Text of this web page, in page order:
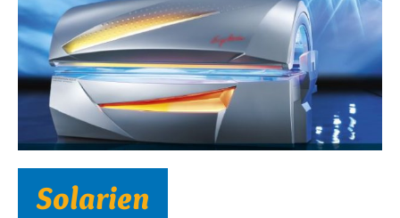
So­la­ri­en